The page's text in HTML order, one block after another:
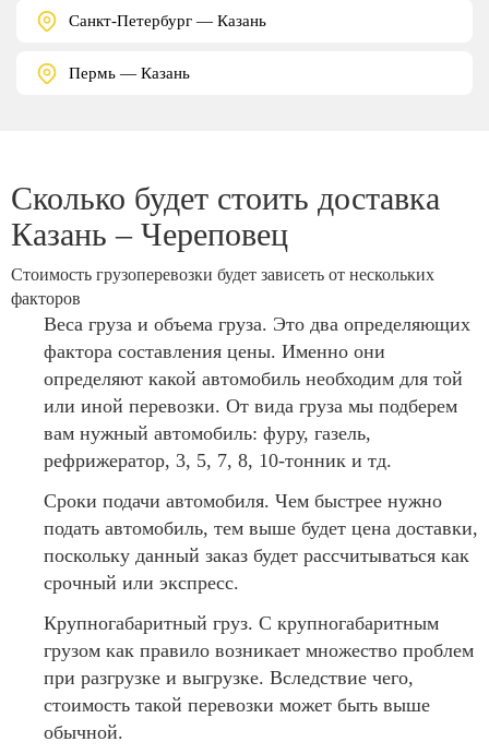
Санкт-Петербург — Казань
Пермь — Казань
Сколько будет стоить доставка
Казань – Череповец
Стоимость грузоперевозки будет зависеть от нескольких
факторов
Веса груза и объема груза. Это два определяющих
фактора составления цены. Именно они
определяют какой автомобиль необходим для той
или иной перевозки. От вида груза мы подберем
вам нужный автомобиль: фуру, газель,
рефрижератор, 3, 5, 7, 8, 10-тонник и тд.
Сроки подачи автомобиля. Чем быстрее нужно
подать автомобиль, тем выше будет цена доставки,
поскольку данный заказ будет рассчитываться как
срочный или экспресс.
Крупногабаритный груз. С крупногабаритным
грузом как правило возникает множество проблем
при разгрузке и выгрузке. Вследствие чего,
стоимость такой перевозки может быть выше
обычной.